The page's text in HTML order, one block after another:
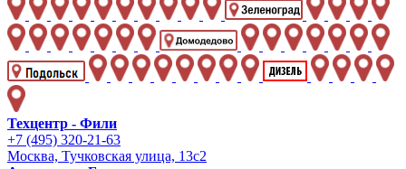
Техцентр - Фили
+7 (495) 320-21-63
Москва, Тучковская улица, 13с2